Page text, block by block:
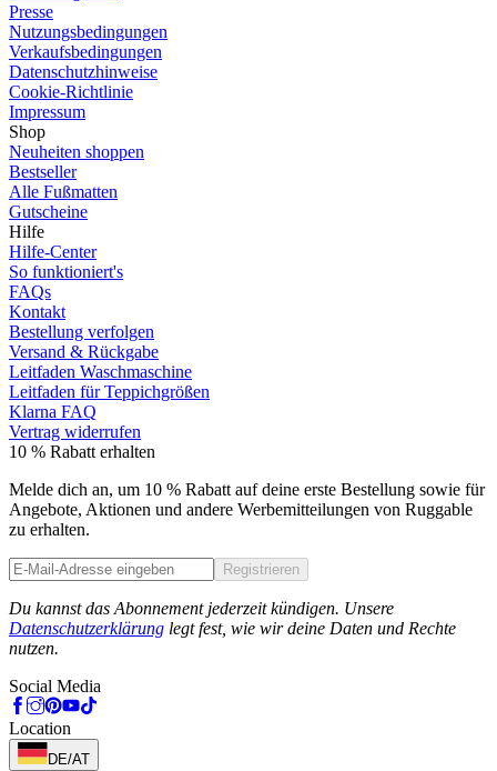
Presse
Nutzungsbedingungen
Verkaufsbedingungen
Datenschutzhinweise
Cookie-Richtlinie
Impressum
Shop
Neuheiten shoppen
Bestseller
Alle Fußmatten
Gutscheine
Hilfe
Hilfe-Center
So funktioniert's
FAQs
Kontakt
Bestellung verfolgen
Versand & Rückgabe
Leitfaden Waschmaschine
Leitfaden für Teppichgrößen
Klarna FAQ
Vertrag widerrufen
10 % Rabatt erhalten
Melde dich an, um 10 % Rabatt auf deine erste Bestellung sowie für
Angebote, Aktionen und andere Werbemitteilungen von Ruggable
zu erhalten.
Registrieren
Du kannst das Abonnement jederzeit kündigen. Unsere
Datenschutzerklärung legt fest, wie wir deine Daten und Rechte
nutzen.
Social Media
Location
DE/AT